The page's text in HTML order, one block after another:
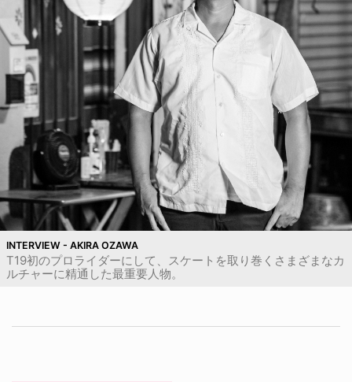
INTERVIEW - AKIRA OZAWA
T19初のプロライダーにして、スケートを取り巻くさまざまなカ
ルチャーに精通した最重要人物。